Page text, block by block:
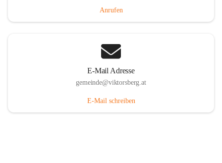
Anrufen
E-Mail Adresse
gemeinde@viktorsberg.at
E-Mail schreiben